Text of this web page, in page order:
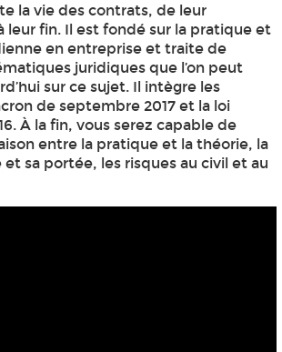
la vie des contrats, de leur
leur fin. Il est fondé sur la pratique et
en entreprise et traite de
juridiques que l’on peut
sur ce sujet. Il intègre les
de septembre 2017 et la loi
À la fin, vous serez capable de
entre la pratique et la théorie, la
sa portée, les risques au civil et au